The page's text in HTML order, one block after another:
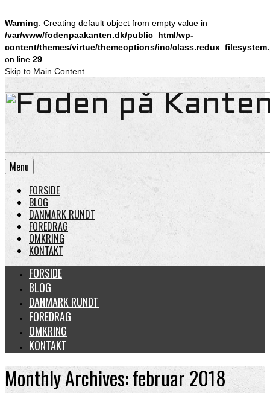
Warning: Creating default object from empty value in
/var/www/fodenpaakanten.dk/public_html/wp-
content/themes/virtue/themeoptions/inc/
on line 29
Skip to Main Content
Menu
FORSIDE
BLOG
DANMARK RUNDT
FOREDRAG
OMKRING
KONTAKT
FORSIDE
BLOG
DANMARK RUNDT
FOREDRAG
OMKRING
KONTAKT
Monthly Archives: februar 2018